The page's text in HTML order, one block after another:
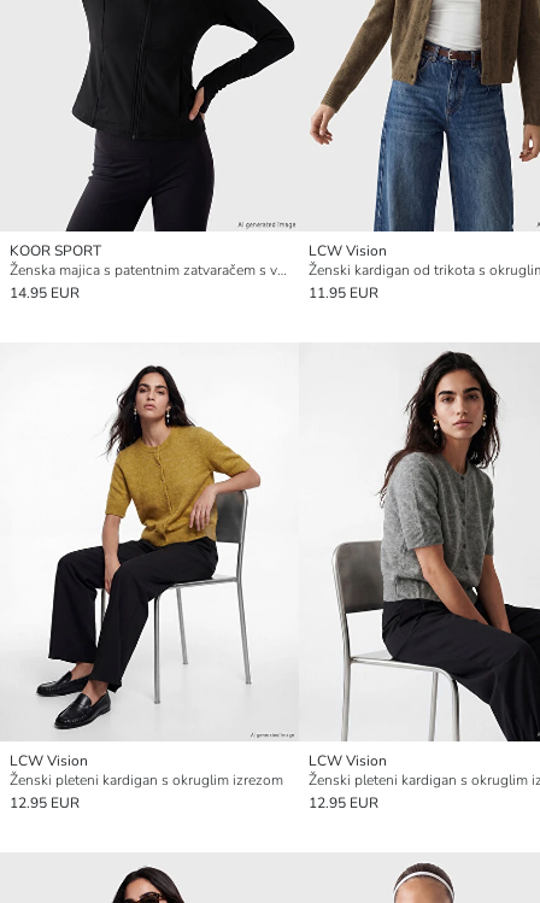
KOOR SPORT
Ženska majica s patentnim zatvaračem s visokom kragnom
14.95 EUR
LCW Vision
11.95 EUR
LCW Vision
Ženski pleteni kardigan s okruglim izrezom
12.95 EUR
LCW Vision
Ženski pleteni kardigan s okruglim
12.95 EUR